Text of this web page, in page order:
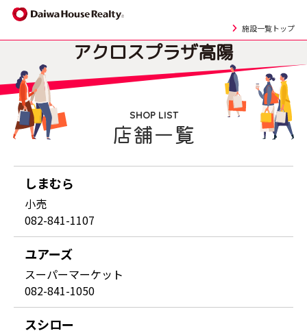
施設一覧トップ
アクロスプラザ高陽
SHOP LIST
店舗一覧
しまむら
小売
082-841-1107
ユアーズ
スーパーマーケット
082-841-1050
スシロー